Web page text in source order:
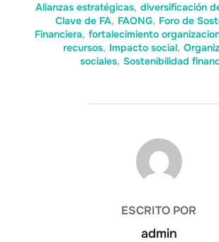
Alianzas estratégicas, diversificación
Clave de FA, FAONG, Foro de
Financiera, fortalecimiento
recursos, Impacto social,
sociales, Sostenibilidad
AUTOR DE LA ENTRADA
ESCRITO POR
admin